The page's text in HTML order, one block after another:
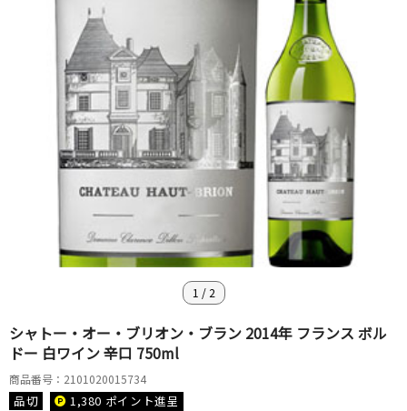
1 / 2
シャトー・オー・ブリオン・ブラン 2014年 フランス ボル
ドー 白ワイン 辛口 750ml
商品番号：2101020015734
品切 1,380 ポイント進呈